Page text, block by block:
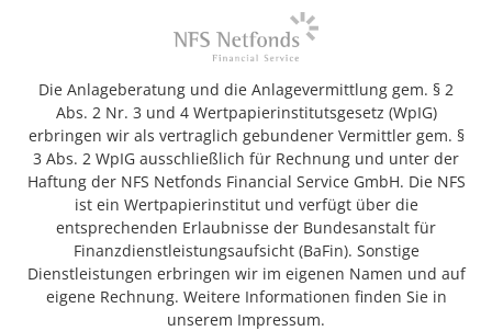
Die Anlageberatung und die Anlagevermittlung gem. § 2
Abs. 2 Nr. 3 und 4 Wertpapierinstitutsgesetz (WpIG)
erbringen wir als vertraglich gebundener Vermittler gem. §
3 Abs. 2 WpIG ausschließlich für Rechnung und unter der
Haftung der NFS Netfonds Financial Service GmbH. Die NFS
ist ein Wertpapierinstitut und verfügt über die
entsprechenden Erlaubnisse der Bundesanstalt für
Finanzdienstleistungsaufsicht (BaFin). Sonstige
Dienstleistungen erbringen wir im eigenen Namen und auf
eigene Rechnung. Weitere Informationen finden Sie in
unserem Impressum.